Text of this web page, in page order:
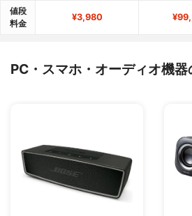
値段
料金
¥3,980
PC・スマホ・オーディオ機